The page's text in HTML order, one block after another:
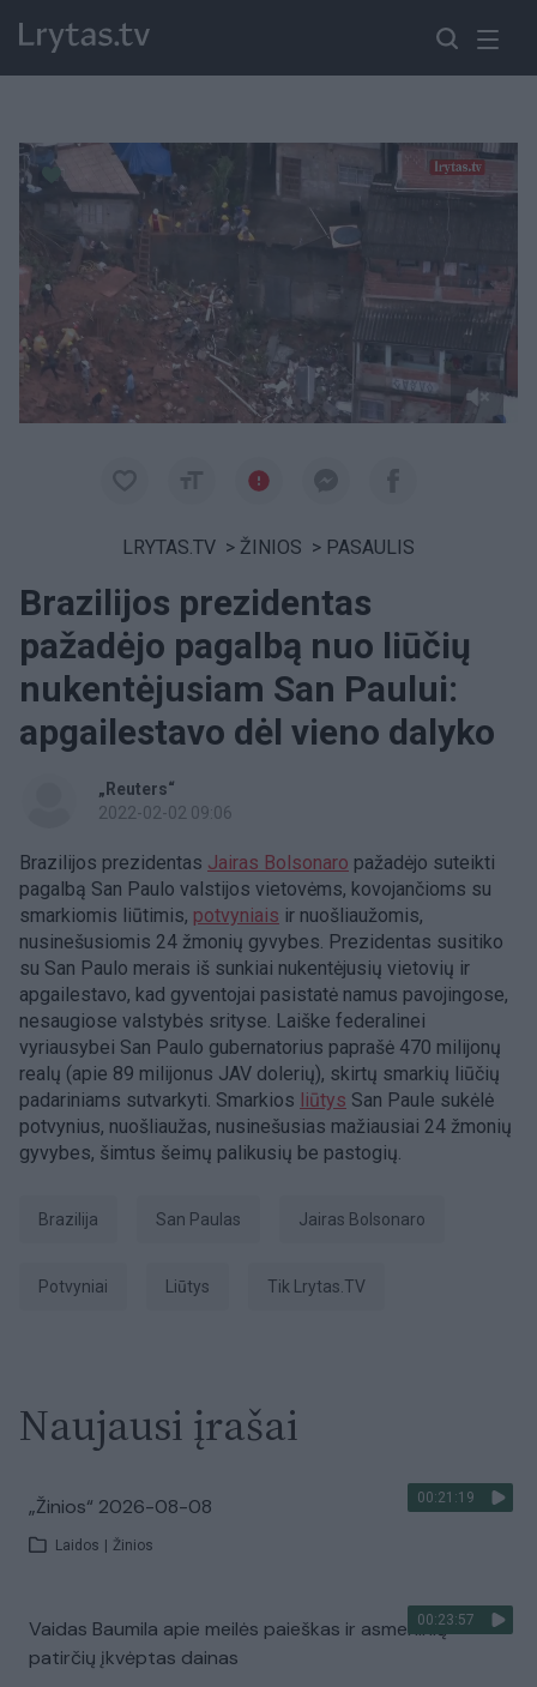
Paremkite Ukrainą
LRYTAS.TV > ŽINIOS > PASAULIS
Brazilijos prezidentas
pažadėjo pagalbą nuo liūčių
nukentėjusiam San Paului:
apgailestavo dėl vieno dalyko
„Reuters“
2022-02-02 09:06
Brazilijos prezidentas Jairas Bolsonaro pažadėjo suteikti
pagalbą San Paulo valstijos vietovėms, kovojančioms su
smarkiomis liūtimis, potvyniais ir nuošliaužomis,
nusinešusiomis 24 žmonių gyvybes. Prezidentas susitiko
su San Paulo merais iš sunkiai nukentėjusių vietovių ir
apgailestavo, kad gyventojai pasistatė namus pavojingose,
nesaugiose valstybės srityse. Laiške federalinei
vyriausybei San Paulo gubernatorius paprašė 470 milijonų
realų (apie 89 milijonus JAV dolerių), skirtų smarkių liūčių
padariniams sutvarkyti. Smarkios liūtys San Paule sukėlė
potvynius, nuošliaužas, nusinešusias mažiausiai 24 žmonių
gyvybes, šimtus šeimų palikusių be pastogių.
Brazilija San Paulas Jairas Bolsonaro
potvyniai liūtys tik Lrytas.TV
Naujausi įrašai
00:21:19
„Žinios“ 2026-08-08
Laidos Žinios
00:23:57
Vaidas Baumila apie meilės paieškas ir asmeninių
patirčių įkvėptas dainas